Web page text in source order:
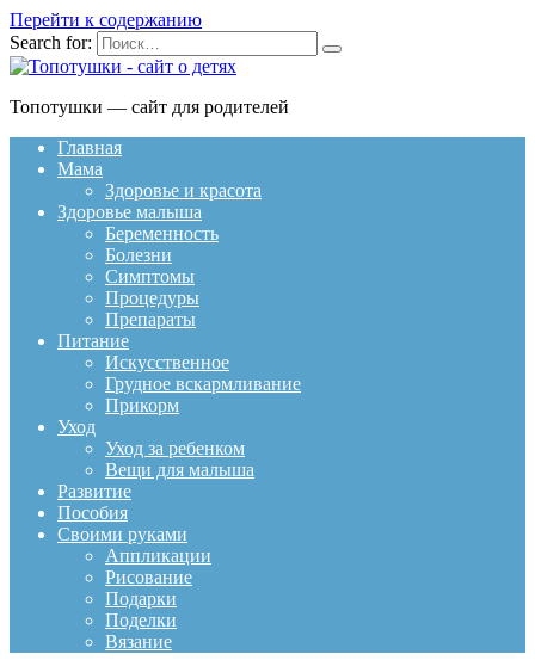
Перейти к содержанию
Search for:
Топотушки — сайт для родителей
Главная
Мама
Здоровье и красота
Здоровье малыша
Беременность
Болезни
Симптомы
Процедуры
Препараты
Питание
Искусственное
Грудное вскармливание
Прикорм
Уход
Уход за ребенком
Вещи для малыша
Развитие
Пособия
Своими руками
Аппликации
Рисование
Подарки
Поделки
Вязание